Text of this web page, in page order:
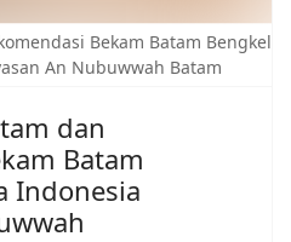
Bekam Batam Bengkel
An Nubuwwah Batam
dan
Batam
Indonesia